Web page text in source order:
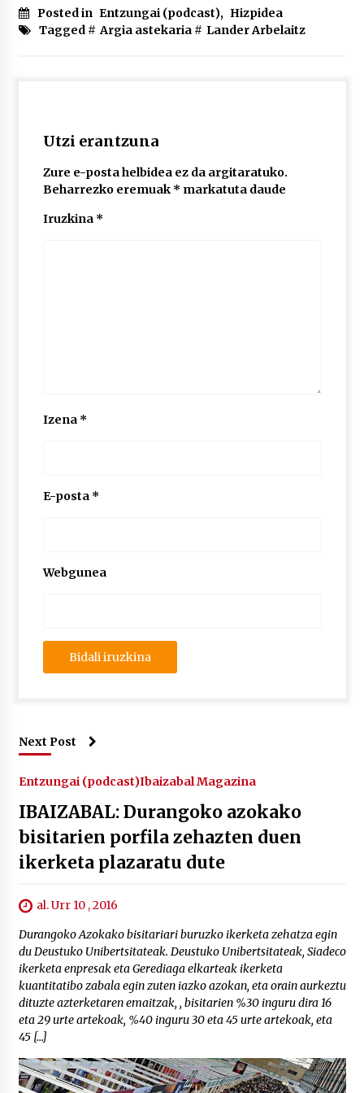
2026/07/03
Posted in Entzungai (podcast), Hizpidea
Tagged # Argia astekaria# Lander Arbelaitz
Utzi erantzuna
Zure e-posta helbidea ez da argitaratuko.
Beharrezko eremuak * markatuta daude
Iruzkina *
Izena *
E-posta *
Webgunea
Next Post
Entzungai (podcast)Ibaizabal Magazina
IBAIZABAL: Durangoko azokako
bisitarien porfila zehazten duen
ikerketa plazaratu dute
al. Urr 10 , 2016
Durangoko Azokako bisitariari buruzko ikerketa zehatza egin
du Deustuko Unibertsitateak. Deustuko Unibertsitateak, Siadeco
ikerketa enpresak eta Gerediaga elkarteak ikerketa
kuantitatibo zabala egin zuten iazko azokan, eta orain aurkeztu
dituzte azterketaren emaitzak, , bisitarien %30 inguru dira 16
eta 29 urte artekoak, %40 inguru 30 eta 45 urte artekoak, eta
45 […]